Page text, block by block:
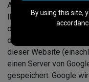
Analytics verwendet
Ihrem Computer
der Benutzung der
den Cookie erzeugten
dieser Website
einen Server von
gespeichert. Google
By using this site,